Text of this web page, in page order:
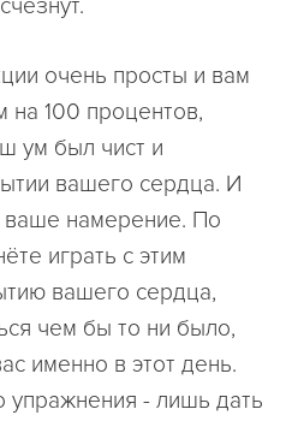
очень просты и вам
на 100 процентов,
ум был чист и
вашего сердца. И
ваше намерение. По
играть с этим
вашего сердца,
чем бы то ни было,
именно в этот день.
упражнения - лишь дать